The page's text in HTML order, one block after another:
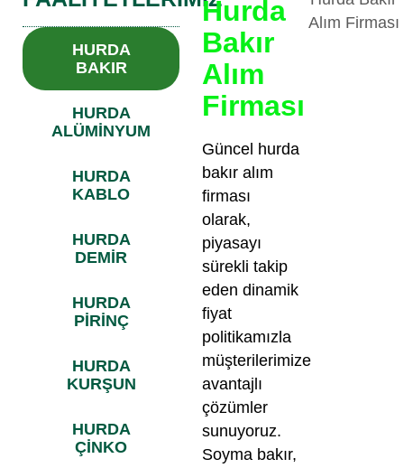
HURDA
BAKIR
HURDA
ALÜMİNYUM
HURDA
KABLO
HURDA
DEMİR
HURDA
PİRİNÇ
HURDA
KURŞUN
HURDA
ÇİNKO
Hurda
Bakır
Alım
Firması
Güncel hurda
bakır alım
firması
olarak,
piyasayı
sürekli takip
eden dinamik
fiyat
politikamızla
müşterilerimize
avantajlı
çözümler
sunuyoruz.
Soyma bakır,